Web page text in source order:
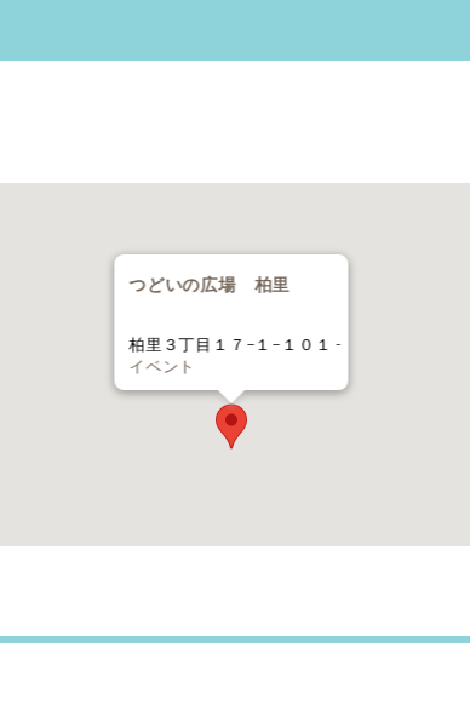
つどいの広場 柏里
柏里３丁目１７−１−１０１ -
イベント